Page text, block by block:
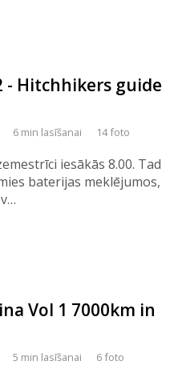
- Hitchhikers guide
6 min lasīšanai 14 foto
iesākās 8.00. Tad
baterijas meklējumos,
Vol 1 7000km in
5 min lasīšanai 6 foto